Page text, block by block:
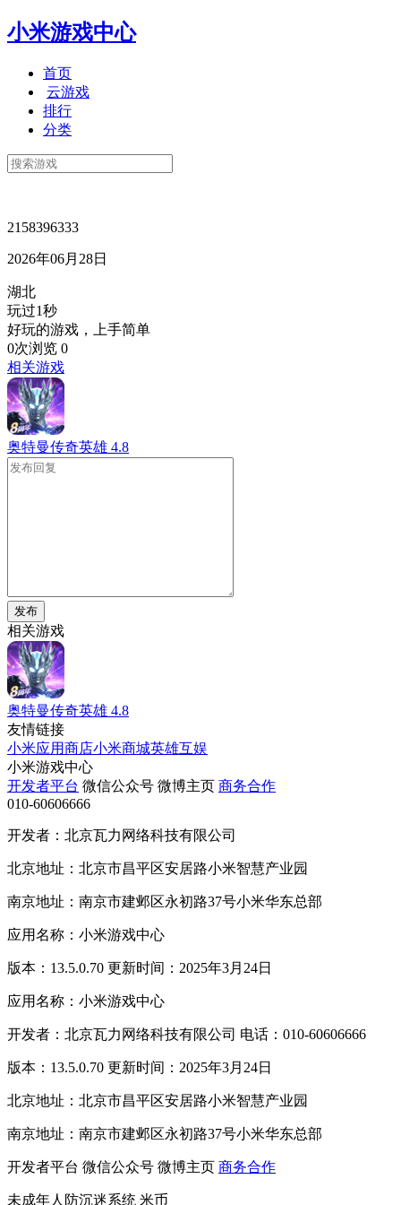
小米游戏中心
首页
云游戏
排行
分类
2158396333
2026年06月28日
湖北
玩过1秒
好玩的游戏，上手简单
0次浏览 0
相关游戏
奥特曼传奇英雄 4.8
发布
相关游戏
奥特曼传奇英雄 4.8
友情链接
小米应用商店小米商城英雄互娱
小米游戏中心
开发者平台 微信公众号 微博主页 商务合作
010-60606666
开发者：北京瓦力网络科技有限公司
北京地址：北京市昌平区安居路小米智慧产业园
南京地址：南京市建邺区永初路37号小米华东总部
应用名称：小米游戏中心
版本：13.5.0.70 更新时间：2025年3月24日
应用名称：小米游戏中心
开发者：北京瓦力网络科技有限公司 电话：010-60606666
版本：13.5.0.70 更新时间：2025年3月24日
北京地址：北京市昌平区安居路小米智慧产业园
南京地址：南京市建邺区永初路37号小米华东总部
开发者平台 微信公众号 微博主页 商务合作
未成年人防沉迷系统 米币